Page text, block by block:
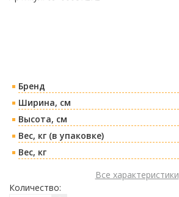
Бренд
Ширина, см
Высота, см
Вес, кг (в упаковке)
Вес, кг
Все характеристики
Количество: